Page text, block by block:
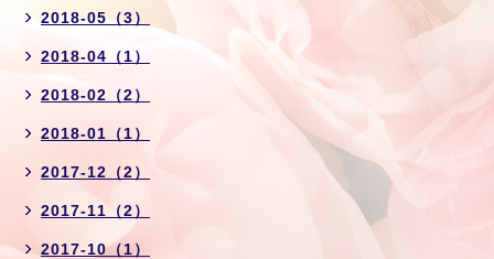
2018-05（3）
2018-04（1）
2018-02（2）
2018-01（1）
2017-12（2）
2017-11（2）
2017-10（1）